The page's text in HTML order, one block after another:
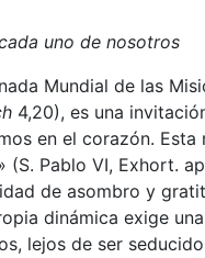
uno de nosotros
Mundial de las
4,20), es una
en el corazón.
(S. Pablo VI, Exhort.
de asombro y
dinámica exige
lejos de ser